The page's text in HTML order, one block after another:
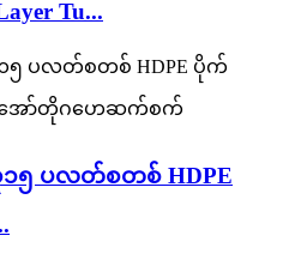
Tu...
၁၅ ပလတ်စတစ် HDPE